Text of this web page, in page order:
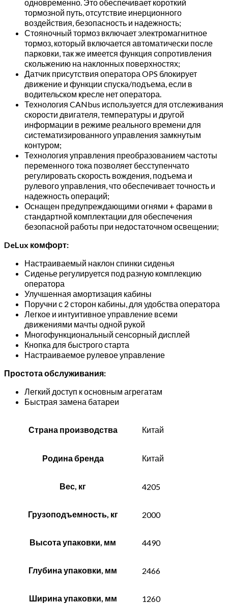
одновременно. Это обеспечивает короткий
тормозной путь, отсутствие инерционного
воздействия, безопасность и надежность;
Стояночный тормоз включает электромагнитное
тормоз, который включается автоматически после
парковки, так же имеется функция сопротивления
скольжению на наклонных поверхностях;
Датчик присутствия оператора OPS блокирует
движение и функции спуска/подъема, если в
водительском кресле нет оператора.
Технология CANbus используется для отслеживания
скорости двигателя, температуры и другой
информации в режиме реального времени для
систематизированного управления замкнутым
контуром;
Технология управления преобразованием частоты
переменного тока позволяет бесступенчато
регулировать скорость вождения, подъема и
рулевого управления, что обеспечивает точность и
надежность операций;
Оснащен предупреждающими огнями + фарами в
стандартной комплектации для обеспечения
безопасной работы при недостаточном освещении;
DeLux комфорт:
Настраиваемый наклон спинки сиденья
Сиденье регулируется под разную комплекцию
оператора
Улучшенная амортизация кабины
Поручни с 2 сторон кабины, для удобства оператора
Легкое и интуитивное управление всеми
движениями мачты одной рукой
Многофункциональный сенсорный дисплей
Кнопка для быстрого старта
Настраиваемое рулевое управление
Простота обслуживания:
Легкий доступ к основным агрегатам
Быстрая замена батареи
Страна производства Китай
Родина бренда Китай
Вес, кг 4205
Грузоподъемность, кг 2000
Высота упаковки, мм 4490
Глубина упаковки, мм 2466
Ширина упаковки, мм 1260